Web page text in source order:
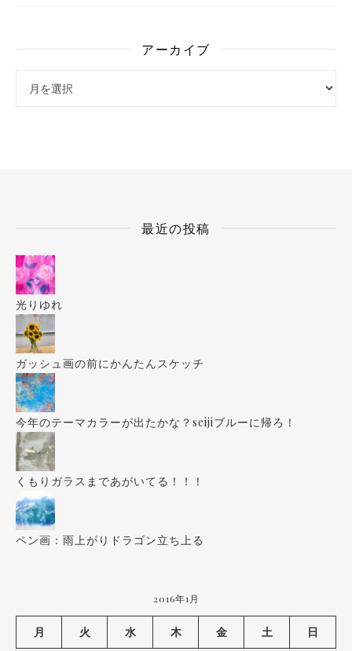
アーカイブ
最近の投稿
光りゆれ
ガッシュ画の前にかんたんスケッチ
今年のテーマカラーが出たかな？seijiブルーに帰ろ！
くもりガラスまであがいてる！！！
ペン画：雨上がりドラゴン立ち上る
2016年1月
月 火 水 木 金 土 日